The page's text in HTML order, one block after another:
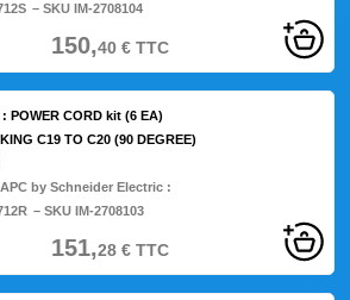
– SKU IM-2708104
150,40€TTC
: POWER CORD kit (6 EA)
C19 TO C20 (90 DEGREE)
by Schneider Electric :
– SKU IM-2708103
151,28€TTC